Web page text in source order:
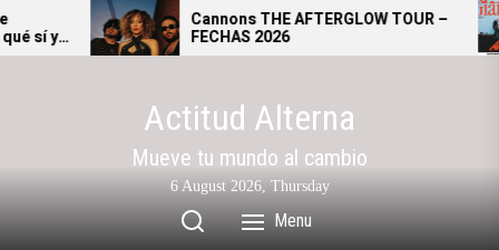
Skip
to
Cannons THE AFTERGLOW TOUR –
FECHAS 2026
Actitud Alterna
Mueve tu mundo al cambio
6 August 2026, Thursday
Menu